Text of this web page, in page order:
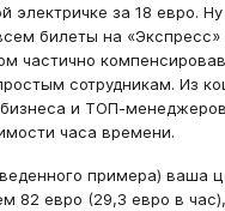
электричке за 18 евро.
билеты на «Экспресс»
частично
сотрудникам. Из
и ТОП-
часа времени.
примера) ваша
82 евро (29,3 евро в